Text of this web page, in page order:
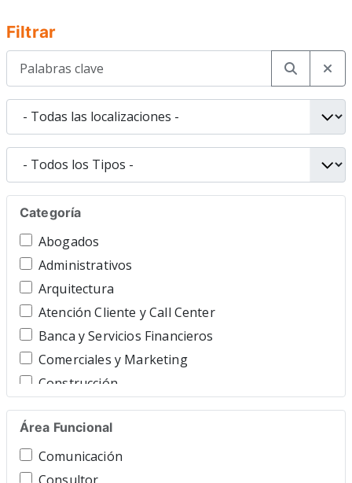
Filtrar
Categoría
Abogados
Administrativos
Arquitectura
Atención Cliente y Call Center
Banca y Servicios Financieros
Comerciales y Marketing
Construcción
Consultoría y Asesoría
Contable y Gestor
Cuidado Personal
Directivos y Ejecutivos
Área Funcional
Comunicación